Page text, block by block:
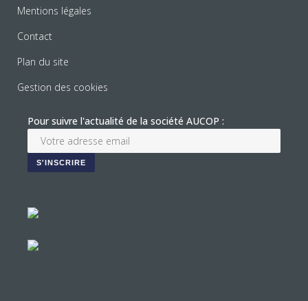
Mentions légales
Contact
Plan du site
Gestion des cookies
Pour suivre l'actualité de la société AUCOP :